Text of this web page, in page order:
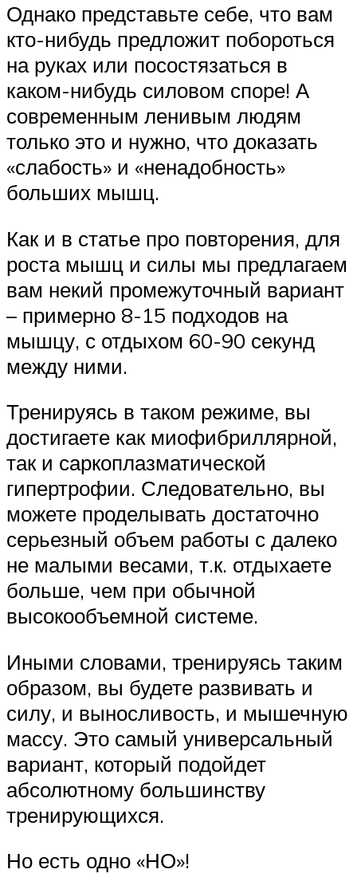
Однако представьте себе, что вам
кто-нибудь предложит побороться
на руках или посостязаться в
каком-нибудь силовом споре! А
современным ленивым людям
только это и нужно, что доказать
«слабость» и «ненадобность»
больших мышц.
Как и в статье про повторения, для
роста мышц и силы мы предлагаем
вам некий промежуточный вариант
– примерно 8-15 подходов на
мышцу, с отдыхом 60-90 секунд
между ними.
Тренируясь в таком режиме, вы
достигаете как миофибриллярной,
так и саркоплазматической
гипертрофии. Следовательно, вы
можете проделывать достаточно
серьезный объем работы с далеко
не малыми весами, т.к. отдыхаете
больше, чем при обычной
высокообъемной системе.
Иными словами, тренируясь таким
образом, вы будете развивать и
силу, и выносливость, и мышечную
массу. Это самый универсальный
вариант, который подойдет
абсолютному большинству
тренирующихся.
Но есть одно «НО»!